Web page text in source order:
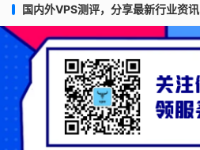
国内外VPS测评，分享最新行业资讯